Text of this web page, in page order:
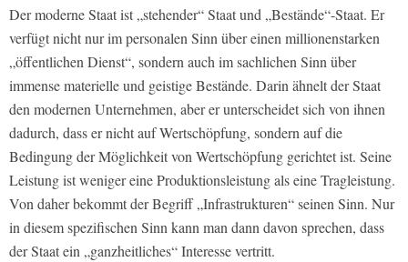
Der moderne Staat ist „stehender“ Staat und „Bestände“-Staat. Er
verfügt nicht nur im personalen Sinn über einen millionenstarken
„öffentlichen Dienst“, sondern auch im sachlichen Sinn über
immense materielle und geistige Bestände. Darin ähnelt der Staat
den modernen Unternehmen, aber er unterscheidet sich von ihnen
dadurch, dass er nicht auf Wertschöpfung, sondern auf die
Bedingung der Möglichkeit von Wertschöpfung gerichtet ist. Seine
Leistung ist weniger eine Produktionsleistung als eine Tragleistung.
Von daher bekommt der Begriff „Infrastrukturen“ seinen Sinn. Nur
in diesem spezifischen Sinn kann man dann davon sprechen, dass
der Staat ein „ganzheitliches“ Interesse vertritt.